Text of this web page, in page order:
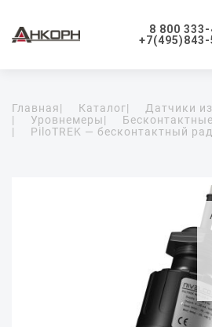
8 800
Главная| Каталог|
Датчики
|
Уровнемеры|
|
PiloTREK — бесконтактный